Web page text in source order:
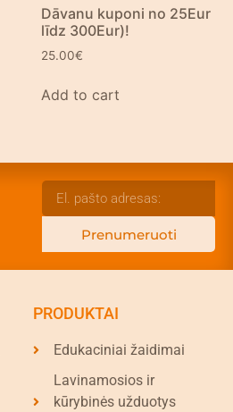
Dāvanu kuponi no 25Eur
līdz 300Eur)!
25.00€
Add to cart
Prenumeruoti
PRODUKTAI
Edukaciniai žaidimai
Lavinamosios ir
kūrybinės užduotys